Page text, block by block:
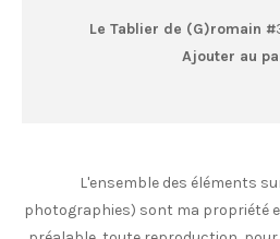
Le Tablier de (G)romain #
Ajouter au
L'ensemble des éléments
photographies) sont ma propriété